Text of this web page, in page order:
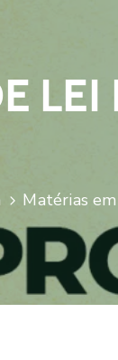
Matérias